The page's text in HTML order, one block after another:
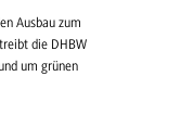
Ausbau zum
die DHBW
um grünen